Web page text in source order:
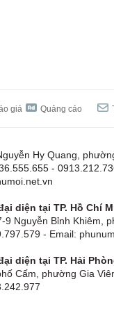
giá Quảng cáo
Hy Quang,
-
diện tại TP. Hồ Chí
9 Nguyễn Bỉnh Khiêm,
- Email:
diện tại TP. Hải
Cấm, phường Gia